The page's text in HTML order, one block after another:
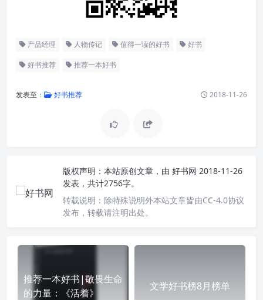
产品经理 人物传记 值得一读的好书 好书
好书推荐 推荐一本好书
发表至： 好书推荐 2018-11-26
版权声明： 本站原创文章，由 好书网 2018-11-26
发表，共计2756字。
转载说明： 除特殊说明外本站文章皆由CC-4.0协议
发布，转载请注明出处。
推荐一本好书|敬畏生命
的力量：《活着》
文学好书榜8月榜单